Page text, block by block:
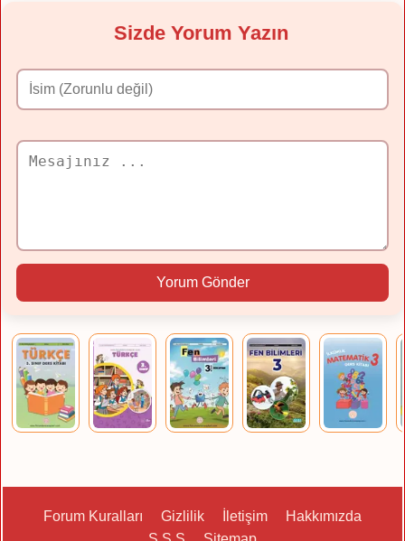
Sizde Yorum Yazın
Yorum Gönder
Forum Kuralları Gizlilik İletişim
Hakkımızda